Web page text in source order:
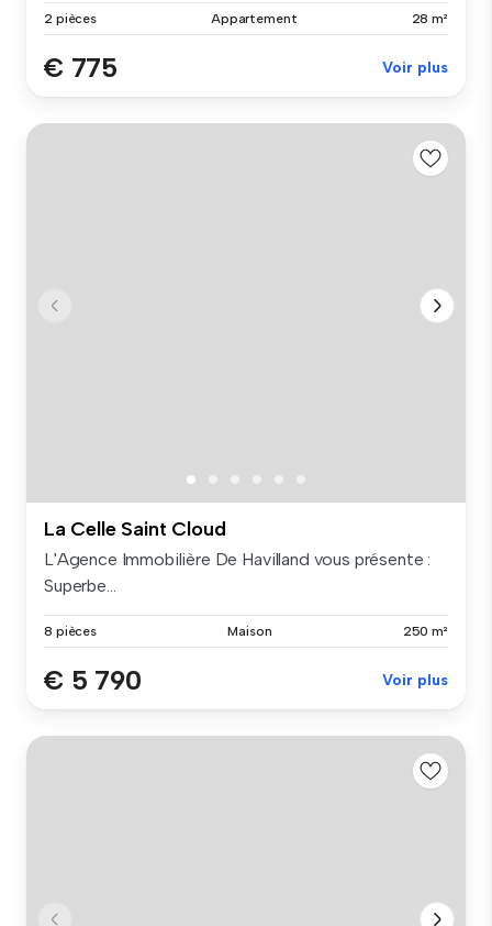
2 pièces Appartement 28 m²
€ 775 Voir plus
La Celle Saint Cloud
L'Agence Immobilière De Havilland vous présente :
Superbe...
8 pièces Maison 250 m²
€ 5 790 Voir plus